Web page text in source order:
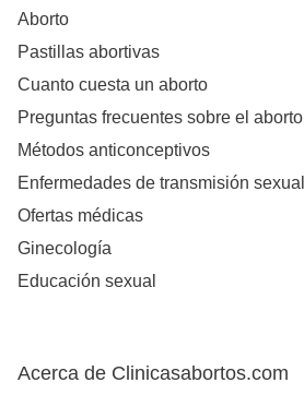
Aborto
Pastillas abortivas
Cuanto cuesta un aborto
Preguntas frecuentes sobre el aborto
Métodos anticonceptivos
Enfermedades de transmisión sexual
Ofertas médicas
Ginecología
Educación sexual
Acerca de Clinicasabortos.com